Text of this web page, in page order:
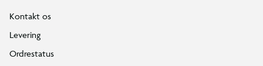
Kontakt os
Levering
Ordrestatus